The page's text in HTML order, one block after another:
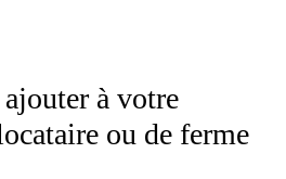
à votre
ou de ferme